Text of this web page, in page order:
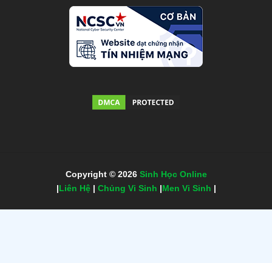
Copyright © 2026 Sinh Học Online
|Liên Hệ| Chủng Vi Sinh |Men Vi Sinh |